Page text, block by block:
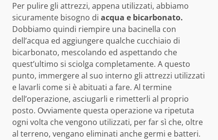
Per pulire gli attrezzi, appena utilizzati, abbiamo
sicuramente bisogno di acqua e bicarbonato.
Dobbiamo quindi riempire una bacinella con
dell’acqua ed aggiungere qualche cucchiaio di
bicarbonato, mescolando ed aspettando che
quest’ultimo si sciolga completamente. A questo
punto, immergere al suo interno gli attrezzi utilizzati
e lavarli come si è abituati a fare. Al termine
dell’operazione, asciugarli e rimetterli al proprio
posto. Ovviamente questa operazione va ripetuta
ogni volta che vengono utilizzati, per far sì che, oltre
al terreno, vengano eliminati anche germi e batteri.